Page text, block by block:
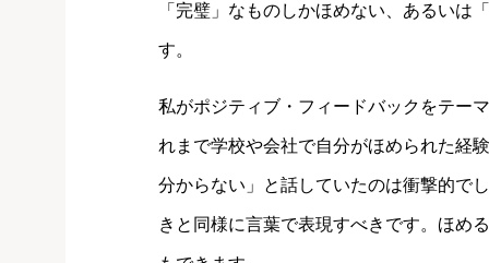
「完璧」なものしかほめない、あるいは
す。
私がポジティブ・フィードバックをテー
れまで学校や会社で自分がほめられた経
分からない」と話していたのは衝撃的で
きと同様に言葉で表現すべきです。ほめ